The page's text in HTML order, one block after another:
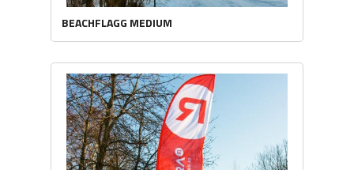
BEACHFLAGG MEDIUM